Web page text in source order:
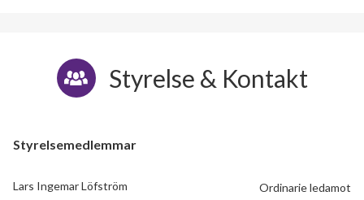
Styrelse & Kontakt
Styrelsemedlemmar
Lars Ingemar Löfström Ordinarie ledamot